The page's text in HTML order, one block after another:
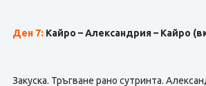
Ден 7: Кайро – Александрия – Кайро
Закуска. Тръгване рано сутринта.